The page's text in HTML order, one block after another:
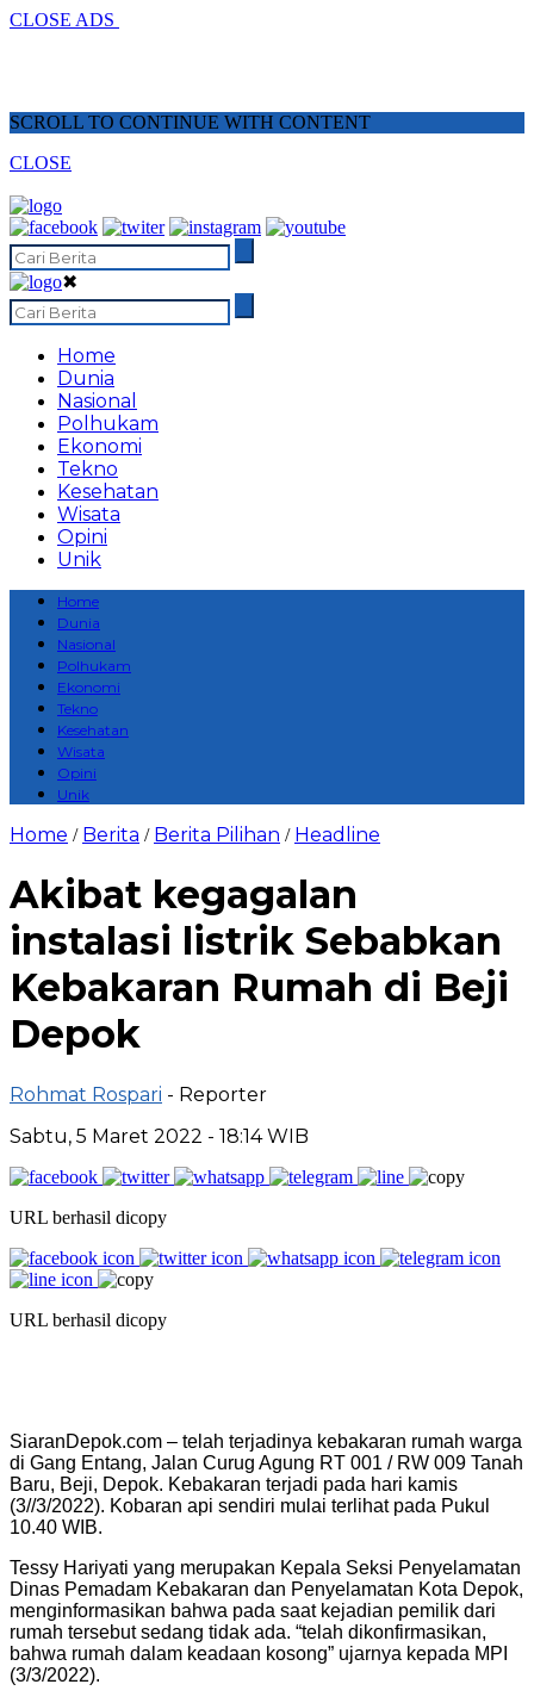
CLOSE ADS
SCROLL TO CONTINUE WITH CONTENT
CLOSE
✖
Home
Dunia
Nasional
Polhukam
Ekonomi
Tekno
Kesehatan
Wisata
Opini
Unik
Home
Dunia
Nasional
Polhukam
Ekonomi
Tekno
Kesehatan
Wisata
Opini
Unik
Home / Berita / Berita Pilihan / Headline
Akibat kegagalan
instalasi listrik Sebabkan
Kebakaran Rumah di Beji
Depok
Rohmat Rospari - Reporter
Sabtu, 5 Maret 2022 - 18:14 WIB
URL berhasil dicopy
URL berhasil dicopy
SiaranDepok.com – telah terjadinya kebakaran rumah warga
di Gang Entang, Jalan Curug Agung RT 001 / RW 009 Tanah
Baru, Beji, Depok. Kebakaran terjadi pada hari kamis
(3//3/2022). Kobaran api sendiri mulai terlihat pada Pukul
10.40 WIB.
Tessy Hariyati yang merupakan Kepala Seksi Penyelamatan
Dinas Pemadam Kebakaran dan Penyelamatan Kota Depok,
menginformasikan bahwa pada saat kejadian pemilik dari
rumah tersebut sedang tidak ada. “telah dikonfirmasikan,
bahwa rumah dalam keadaan kosong” ujarnya kepada MPI
(3/3/2022).